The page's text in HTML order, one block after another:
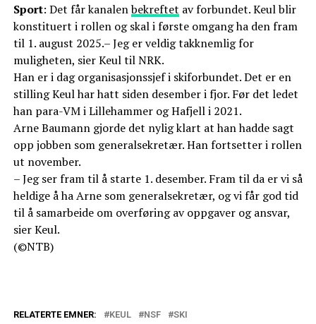
Sport: Det får kanalenbekreftet av forbundet. Keul blir
konstituert i rollen og skal i første omgang ha den fram
til 1. august 2025.– Jeg er veldig takknemlig for
muligheten, sier Keul til NRK.
Han er i dag organisasjonssjef i skiforbundet. Det er en
stilling Keul har hatt siden desember i fjor. Før det ledet
han para-VM i Lillehammer og Hafjell i 2021.
Arne Baumann gjorde det nylig klart at han hadde sagt
opp jobben som generalsekretær. Han fortsetter i rollen
ut november.
– Jeg ser fram til å starte 1. desember. Fram til da er vi så
heldige å ha Arne som generalsekretær, og vi får god tid
til å samarbeide om overføring av oppgaver og ansvar,
sier Keul.
(©NTB)
RELATERTE EMNER: KEUL NSF SKI